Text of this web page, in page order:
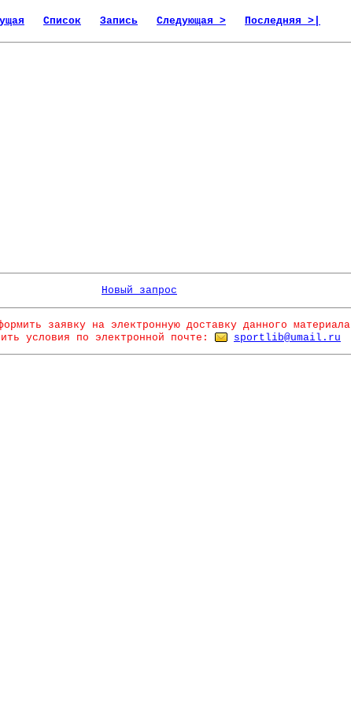
Список Запись Следующая > Последняя >|
Новый запрос
заявку на электронную доставку данного материала
условия по электронной почте:
sportlib@umail.ru